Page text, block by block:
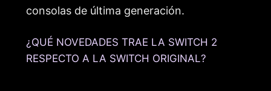
consolas de última generación.
¿QUÉ NOVEDADES TRAE LA SWITCH 2
RESPECTO A LA SWITCH ORIGINAL?